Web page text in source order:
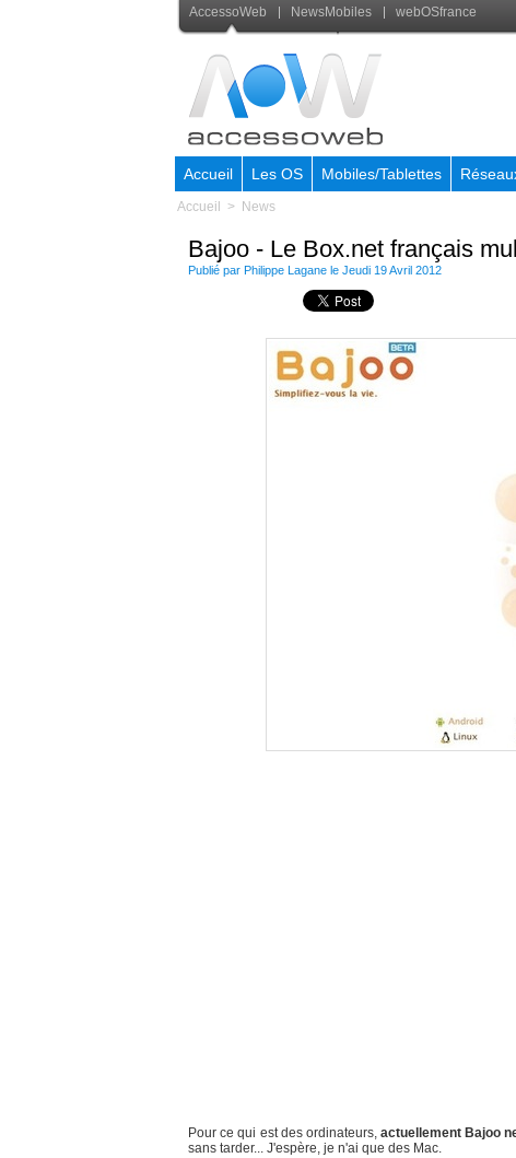
AccessoWeb NewsMobiles webOSfrance
Accueil Les OS Mobiles/Tablettes
Accueil > News
Bajoo - Le Box.net français
Publié par Philippe Lagane le Jeudi 19 Avril 2012
Pour ce qui est des ordinateurs, actuellement Bajoo
sans tarder... J'espère, je n'ai que des Mac.